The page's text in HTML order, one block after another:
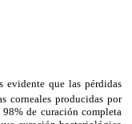
que las pérdidas
corneales producidas por
de curación completa